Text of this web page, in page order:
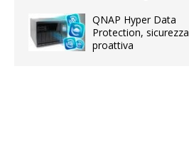
QNAP Hyper Data
Protection, sicurezza
proattiva